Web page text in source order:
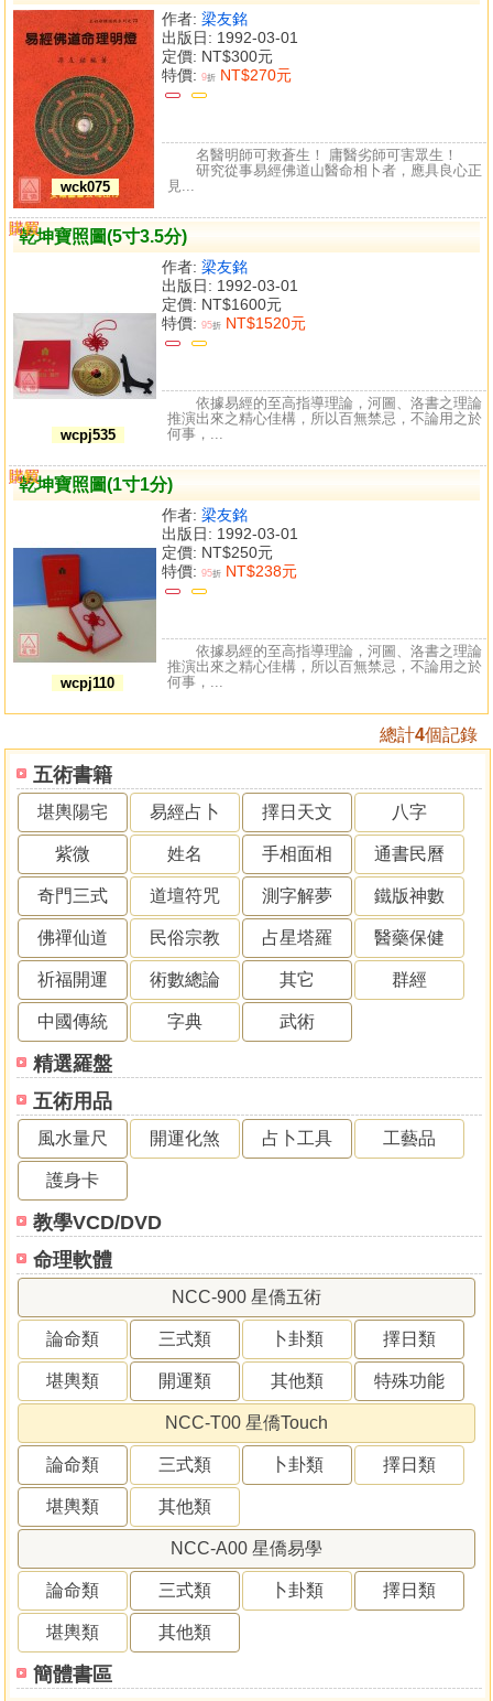
五術書籍
堪輿陽宅 易經占卜 擇日天文 八字
紫微 姓名 手相面相 通書民曆
奇門三式 道壇符咒 測字解夢 鐵版神數
佛禪仙道 民俗宗教 占星塔羅 醫藥保健
祈福開運 術數總論 其它 群經
中國傳統 字典 武術
精選羅盤
五術用品
風水量尺 開運化煞 占卜工具 工藝品
護身卡
教學VCD/DVD
命理軟體
NCC-900 星僑五術
論命類 三式類 卜卦類 擇日類
堪輿類 開運類 其他類 特殊功能
NCC-T00 星僑Touch
論命類 三式類 卜卦類 擇日類
堪輿類 其他類
NCC-A00 星僑易學
論命類 三式類 卜卦類 擇日類
堪輿類 其他類
簡體書區
wck075
作者: 梁友銘
出版日: 1992-03-01
定價: NT$300元
特價: 9折 NT$270元
名醫明師可救蒼生！ 庸醫劣師可害眾生！
研究從事易經佛道山醫命相卜者，應具良心正
見...
乾坤寶照圖(5寸3.5分)
wcpj535
作者: 梁友銘
出版日: 1992-03-01
定價: NT$1600元
特價: 95折 NT$1520元
購買
比較
依據易經的至高指導理論，河圖、洛書之理論
推演出來之精心佳構，所以百無禁忌，不論用之於
何事，...
乾坤寶照圖(1寸1分)
wcpj110
作者: 梁友銘
出版日: 1992-03-01
定價: NT$250元
特價: 95折 NT$238元
購買
比較
依據易經的至高指導理論，河圖、洛書之理論
推演出來之精心佳構，所以百無禁忌，不論用之於
何事，...
總計4個記錄